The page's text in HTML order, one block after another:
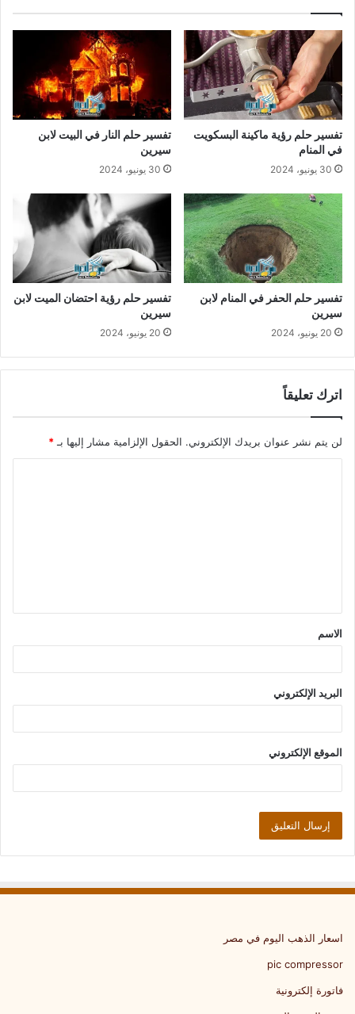
تفسير حلم رؤية ماكينة البسكويت
في المنام
30 يونيو، 2024
تفسير حلم النار في البيت لابن
سيرين
30 يونيو، 2024
تفسير حلم الحفر في المنام لابن
سيرين
20 يونيو، 2024
تفسير حلم رؤية احتضان الميت لابن
سيرين
20 يونيو، 2024
اترك تعليقاً
لن يتم نشر عنوان بريدك الإلكتروني. الحقول الإلزامية مشار إليها بـ *
ق
*
الاسم
البريد الإلكتروني
الموقع الإلكتروني
اسعار الذهب اليوم في مصر
pic compressor
فاتورة إلكترونية